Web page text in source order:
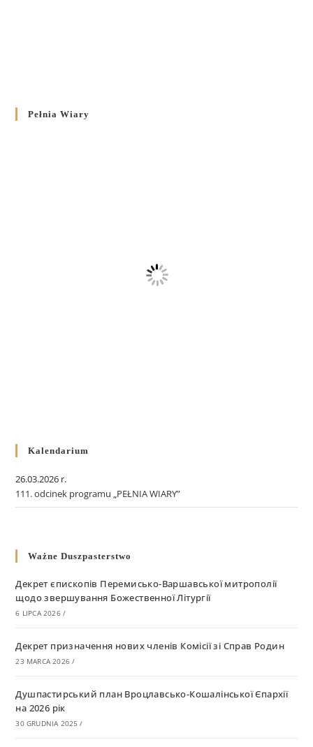
Pełnia Wiary
Kalendarium
26.03.2026 r.
111. odcinek programu „PEŁNIA WIARY”
Ważne Duszpasterstwo
Декрет єпископів Перемисько-Варшавської митрополії
щодо звершування Божественної Літургії
6 LIPCA 2026 /
Декрет призначення нових членів Комісії зі Справ Родин
23 MARCA 2026 /
Душпастирський план Вроцлавсько-Кошалінської Єпархії
на 2026 рік
30 GRUDNIA 2025 /